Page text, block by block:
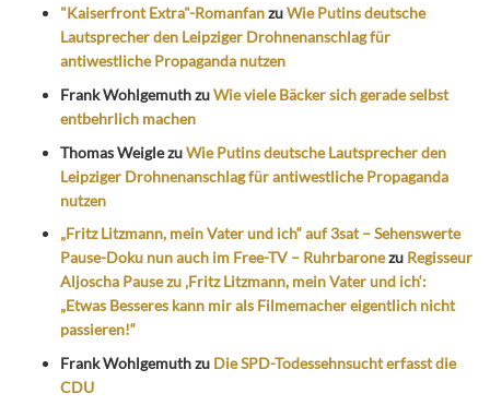
"Kaiserfront Extra"-RomanfanzuWie Putins deutsche
Lautsprecher den Leipziger Drohnenanschlag für
antiwestliche Propaganda nutzen
Frank WohlgemuthzuWie viele Bäcker sich gerade selbst
entbehrlich machen
Thomas WeiglezuWie Putins deutsche Lautsprecher den
Leipziger Drohnenanschlag für antiwestliche Propaganda
nutzen
„Fritz Litzmann, mein Vater und ich“ auf 3sat – Sehenswerte
Pause-Doku nun auch im Free-TV – Ruhrbaronezu Regisseur
Aljoscha Pause zu ‚Fritz Litzmann, mein Vater und ich‘:
„Etwas Besseres kann mir als Filmemacher eigentlich nicht
passieren!“
Frank Wohlgemuthzu Die SPD-Todessehnsucht erfasst die
CDU